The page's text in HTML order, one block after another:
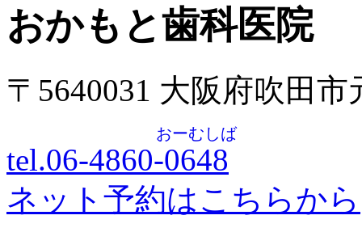
おかもと歯科医院
〒5640031 大阪府吹田
tel.06-4860-0648
おーむしば
ネット予約はこちらから